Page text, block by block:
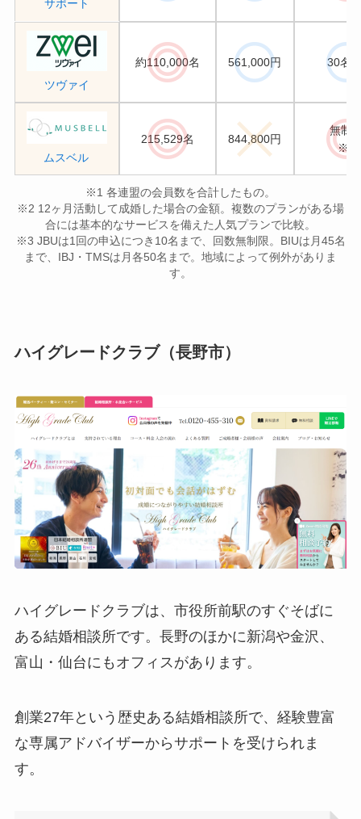
サポート
ツヴァイ
約110,000名 561,000円 30名/
ムスベル
215,529名 844,800円
無制
※3
※1 各連盟の会員数を合計したもの。
※2 12ヶ月活動して成婚した場合の金額。複数のプランがある場
合には基本的なサービスを備えた人気プランで比較。
※3 JBUは1回の申込につき10名まで、回数無制限。BIUは月45名
まで、IBJ・TMSは月各50名まで。地域によって例外がありま
す。
ハイグレードクラブ（長野市）
ハイグレードクラブは、市役所前駅のすぐそばに
ある結婚相談所です。長野のほかに新潟や金沢、
富山・仙台にもオフィスがあります。
創業27年という歴史ある結婚相談所で、経験豊富
な専属アドバイザーからサポートを受けられま
す。